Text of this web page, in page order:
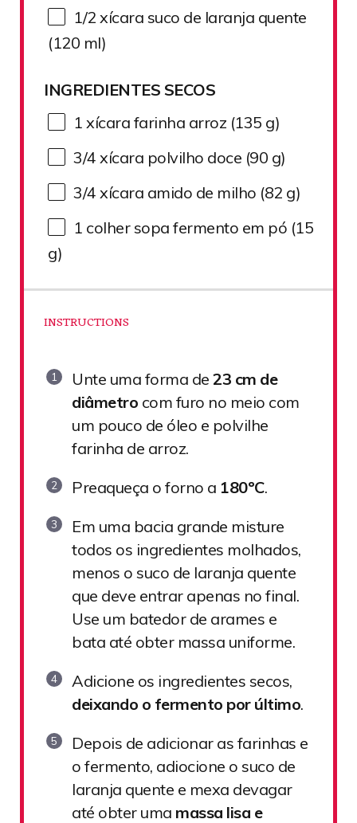
1/2 xícara suco de laranja quente
(120 ml)
INGREDIENTES SECOS
1 xícara farinha arroz (135 g)
3/4 xícara polvilho doce (90 g)
3/4 xícara amido de milho (82 g)
1 colher sopa fermento em pó (15
g)
INSTRUCTIONS
Unte uma forma de 23 cm de
diâmetro com furo no meio com
um pouco de óleo e polvilhe
farinha de arroz.
Preaqueça o forno a 180ºC.
Em uma bacia grande misture
todos os ingredientes molhados,
menos o suco de laranja quente
que deve entrar apenas no final.
Use um batedor de arames e
bata até obter massa uniforme.
Adicione os ingredientes secos,
deixando o fermento por último.
Depois de adicionar as farinhas e
o fermento, adiocione o suco de
laranja quente e mexa devagar
até obter uma massa lisa e